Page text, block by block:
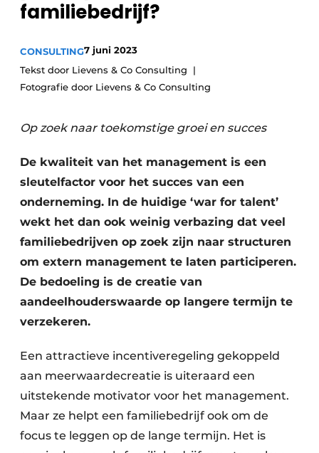
Privacy / Cookie statement
Vacatures
Video’s
familiebedrijf?
CONSULTING7 juni 2023
Tekst door Lievens & Co Consulting
Fotografie door Lievens & Co Consulting
Op zoek naar toekomstige groei en succes
De kwaliteit van het management is een
sleutelfactor voor het succes van een
onderneming. In de huidige ‘war for talent’
wekt het dan ook weinig verbazing dat veel
familiebedrijven op zoek zijn naar structuren
om extern management te laten participeren.
De bedoeling is de creatie van
aandeelhouderswaarde op langere termijn te
verzekeren.
Een attractieve incentiveregeling gekoppeld
aan meerwaardecreatie is uiteraard een
uitstekende motivator voor het management.
Maar ze helpt een familiebedrijf ook om de
focus te leggen op de lange termijn. Het is